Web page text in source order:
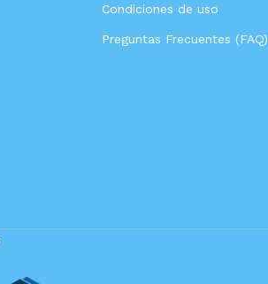
Condiciones de uso
Preguntas Frecuentes (FAQ)